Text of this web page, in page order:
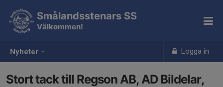
Nyheter Logga in
Smålandsstenars SS
Välkommen!
Stort tack till Regson AB, AD Bildelar,